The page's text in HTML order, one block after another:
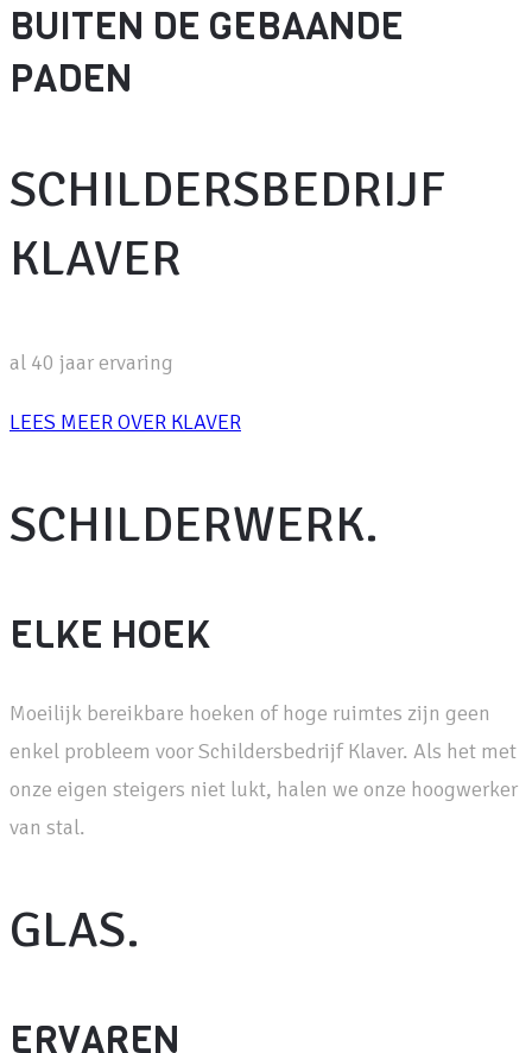
BUITEN DE GEBAANDE
PADEN
SCHILDERSBEDRIJF
KLAVER
al 40 jaar ervaring
LEES MEER OVER KLAVER
SCHILDERWERK.
ELKE HOEK
Moeilijk bereikbare hoeken of hoge ruimtes zijn geen
enkel probleem voor Schildersbedrijf Klaver. Als het met
onze eigen steigers niet lukt, halen we onze hoogwerker
van stal.
GLAS.
ERVAREN